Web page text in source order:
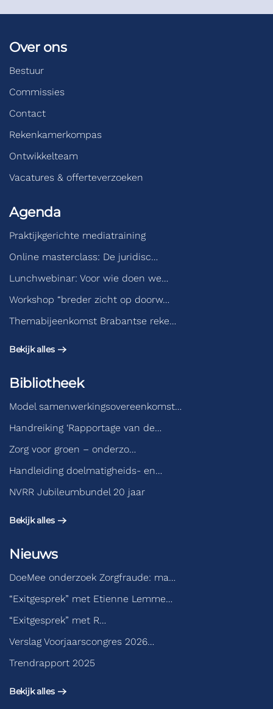
Over ons
Bestuur
Commissies
Contact
Rekenkamerkompas
Ontwikkelteam
Vacatures & offerteverzoeken
Agenda
Praktijkgerichte mediatraining
Online masterclass: De juridisc…
Lunchwebinar: Voor wie doen we…
Workshop “breder zicht op doorw…
Themabijeenkomst Brabantse reke…
Bekijk alles
Bibliotheek
Model samenwerkingsovereenkomst…
Handreiking ‘Rapportage van de…
Zorg voor groen – onderzo…
Handleiding doelmatigheids- en…
NVRR Jubileumbundel 20 jaar
Bekijk alles
Nieuws
DoeMee onderzoek Zorgfraude: ma…
“Exitgesprek” met Etienne Lemme…
“Exitgesprek” met R…
Verslag Voorjaarscongres 2026…
Trendrapport 2025
Bekijk alles